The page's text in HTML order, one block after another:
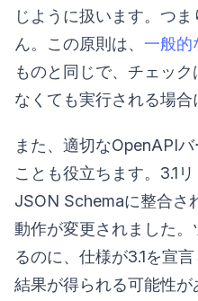
じように扱います。つ
ん。この原則は、 一般的
ものと同じで、チェッ
なくても実行される場合
また、適切なOpenAPI
ことも役立ちます。3.1
JSON Schemaに整合さ
動作が変更されました
るのに、仕様が3.1を宣
結果が得られる可能性